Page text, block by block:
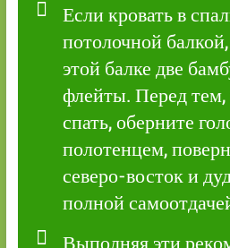
Если кровать в
потолочной
этой балке две
флейты. Перед тем,
спать, оберните
полотенцем,
северо-восток и
полной
Выполняя эти